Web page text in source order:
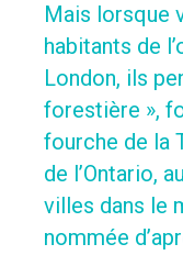
Mais lorsque
habitants de
London, ils
forestière »,
fourche de la
de l’Ontario,
villes dans le
nommée